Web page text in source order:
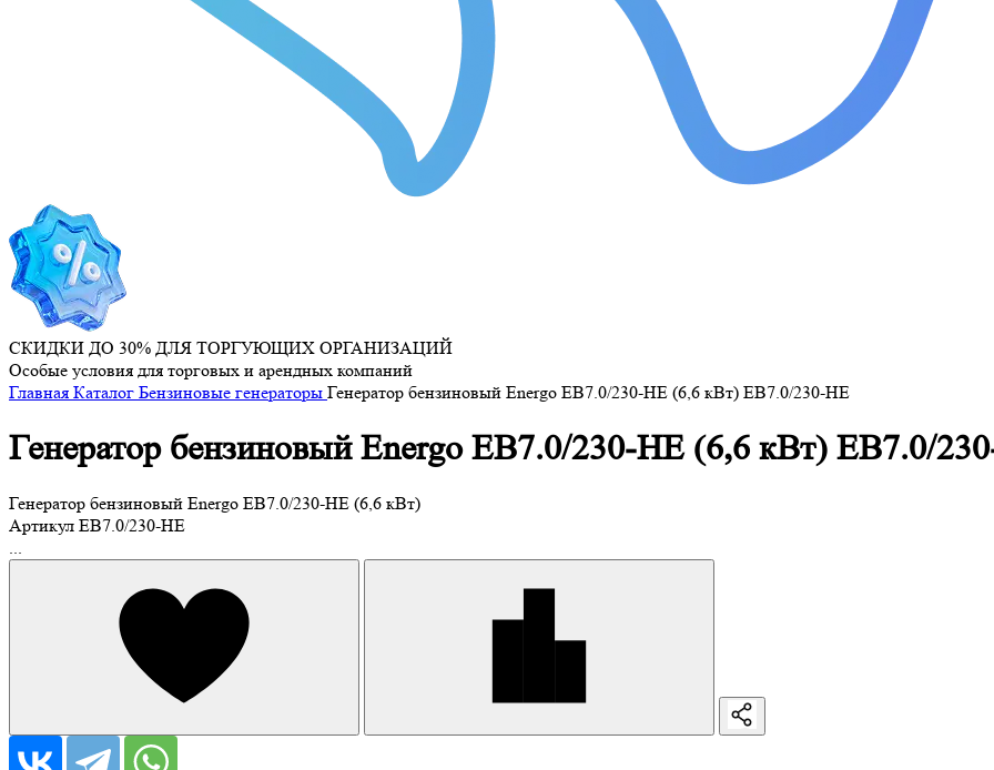
СКИДКИ ДО 30% ДЛЯ ТОРГУЮЩИХ ОРГАНИЗАЦИЙ
Особые условия для торговых и арендных компаний
Главная Каталог Бензиновые генераторы Генератор бензиновый Energo EB7.0/230-HE (6,6 кВт) EB7.0/230-HE
Генератор бензиновый Energo EB7.0/230-HE (6,6 кВт) EB7.0/
Генератор бензиновый Energo EB7.0/230-HE (6,6 кВт)
Артикул EB7.0/230-HE
...